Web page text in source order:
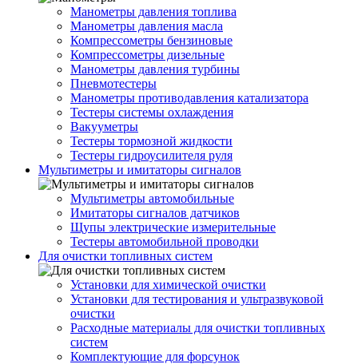
Манометры давления топлива
Манометры давления масла
Компрессометры бензиновые
Компрессометры дизельные
Манометры давления турбины
Пневмотестеры
Манометры противодавления катализатора
Тестеры системы охлаждения
Вакууметры
Тестеры тормозной жидкости
Тестеры гидроусилителя руля
Мультиметры и имитаторы сигналов
Мультиметры автомобильные
Имитаторы сигналов датчиков
Щупы электрические измерительные
Тестеры автомобильной проводки
Для очистки топливных систем
Установки для химической очистки
Установки для тестирования и ультразвуковой
очистки
Расходные материалы для очистки топливных
систем
Комплектующие для форсунок